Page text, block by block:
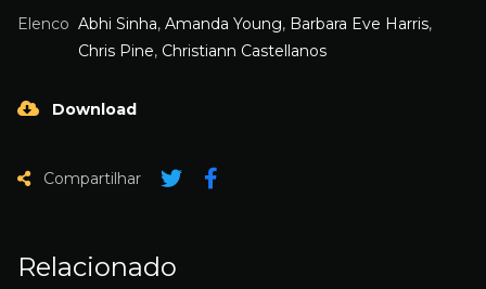
Elenco Abhi Sinha, Amanda Young, Barbara Eve Harris,
Chris Pine, Christiann Castellanos
Download
Compartilhar
Relacionado